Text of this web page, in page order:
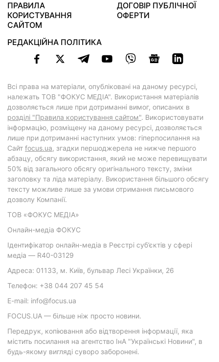
ПРАВИЛА
КОРИСТУВАННЯ
САЙТОМ
ДОГОВІР ПУБЛІЧНОЇ
ОФЕРТИ
РЕДАКЦІЙНА ПОЛІТИКА
Всі права на матеріали, опубліковані на даному ресурсі,
належать ТОВ "ФОКУС МЕДІА". Використання матеріалів
дозволяється лише при дотриманні вимог, описаних в
розділі "Правила користування сайтом". Використовувати
інформацію, розміщену на даному ресурсі, дозволяється
лише при дотриманні наступних умов: гіперпосилання на
Cайт focus.ua, згадки першоджерела не нижче першого
абзацу, обсягу використання, який не може перевищувати
50% від загального обсягу оригінального тексту, зміни
заголовку та ліда матеріалу. Використання більшого обсягу
тексту можливе лише за умови отримання письмового
дозволу Компанії.
ТОВ «ФОКУС МЕДІА»
Онлайн-медіа ФОКУС
Ідентифікатор онлайн-медіа в Реєстрі суб’єктів у сфері
медіа — R40-03129
Адреса: 01133, м. Київ, бульвар Лесі Українки, 26
Телефон: +38 044 207 45 54
E-mail: info@focus.ua
FOCUS.UA — більше ніж просто новини.
Передрук, копіювання або відтворення інформації, яка
містить посилання на агентство ІнА "Українські Новини", в
будь-якому вигляді суворо заборонені.